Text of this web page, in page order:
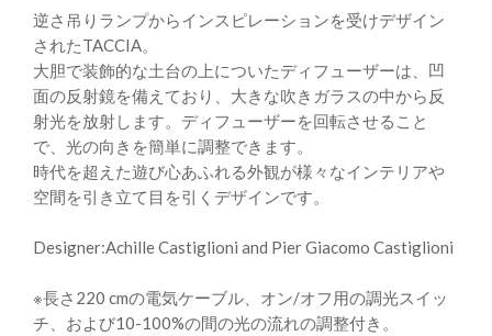
逆さ吊りランプからインスピレーションを受けデザイン
されたTACCIA。
大胆で装飾的な土台の上についたディフューザーは、凹
面の反射鏡を備えており、大きな吹きガラスの中から反
射光を放射します。ディフューザーを回転させること
で、光の向きを簡単に調整できます。
時代を超えた遊び心あふれる外観が様々なインテリアや
空間を引き立て目を引くデザインです。
Designer:Achille Castiglioni and Pier Giacomo Castiglioni
※長さ220 cmの電気ケーブル、オン/オフ用の調光スイッ
チ、および10-100%の間の光の流れの調整付き。